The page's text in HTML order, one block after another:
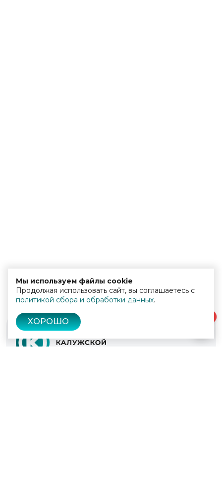
Мы используем файлы cookie
Продолжая использовать сайт, вы соглашаетесь с
политикой сбора и обработки данных.
ХОРОШО